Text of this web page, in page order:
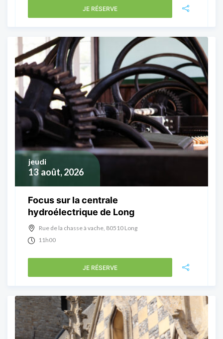
JE RÉSERVE
13 août, 2026
jeudi
Focus sur la centrale
hydroélectrique de Long
Rue de la chasse à vache, 80510 Long
11h00
JE RÉSERVE